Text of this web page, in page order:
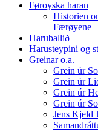
Føroyska haran
Historien
Færøyene
Haruballið
Harusteypini og
Greinar o.a.
Grein úr
Grein úr
Grein úr
Grein úr
Jens Kjeld